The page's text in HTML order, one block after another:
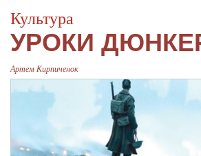
Культура
УРОКИ
Артем Кирпиченок